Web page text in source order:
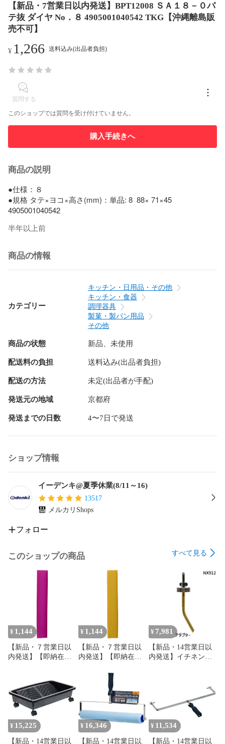
【新品・7営業日以内発送】BPT12008 ＳＡ１８－０パ
テ抜 ダイヤ No．８ 4905001040542 TKG【沖縄離島販
売不可】
¥ 1,266 送料込み(出品者負担)
質問する
このショップでは質問を受け付けていません。
購入手続きへ
商品の説明
●仕様：８
●規格 タテ×ヨコ×高さ(mm)：単品: 8  88× 71×45
4905001040542
半年以上前
商品の情報
カテゴリー
キッチン・日用品・その他
キッチン・食器
調理器具
製菓・製パン用品
その他
商品の状態 新品、未使用
配送料の負担 送料込み(出品者負担)
配送の方法 未定(出品者が手配)
発送元の地域 京都府
発送までの日数 4〜7日で発送
ショップ情報
イーデンキ@夏季休業(8/11～16)
13517
メルカリShops
フォロー
このショップの商品 すべて見る
¥ 1,144
【新品・７営業日以
内発送】【即納在庫
プ 薄手タイプ レッド
GTUR OH レッド グ
リップテープ 薄手タ
イプ レッド薄手タイ
プ 4963360151118 ハ
ンマー OHグリップテ
¥ 1,144
【新品・７営業日以
内発送】【即納在庫
GTU-O グリップテー
プ 薄手タイプ オレン
ジ GTUO OH オレン
ジ グリップテープ 薄
手タイプ オレンジ薄
手タイプ
4963360151026 ハン
¥ 7,981
【新品・14営業日以
内発送】イチネンケ
NX912【沖縄離島販
売不可】
¥ 15,225
【新品・14営業日以
¥ 16,346
【新品・14営業日以
¥ 11,534
【新品・14営業日以